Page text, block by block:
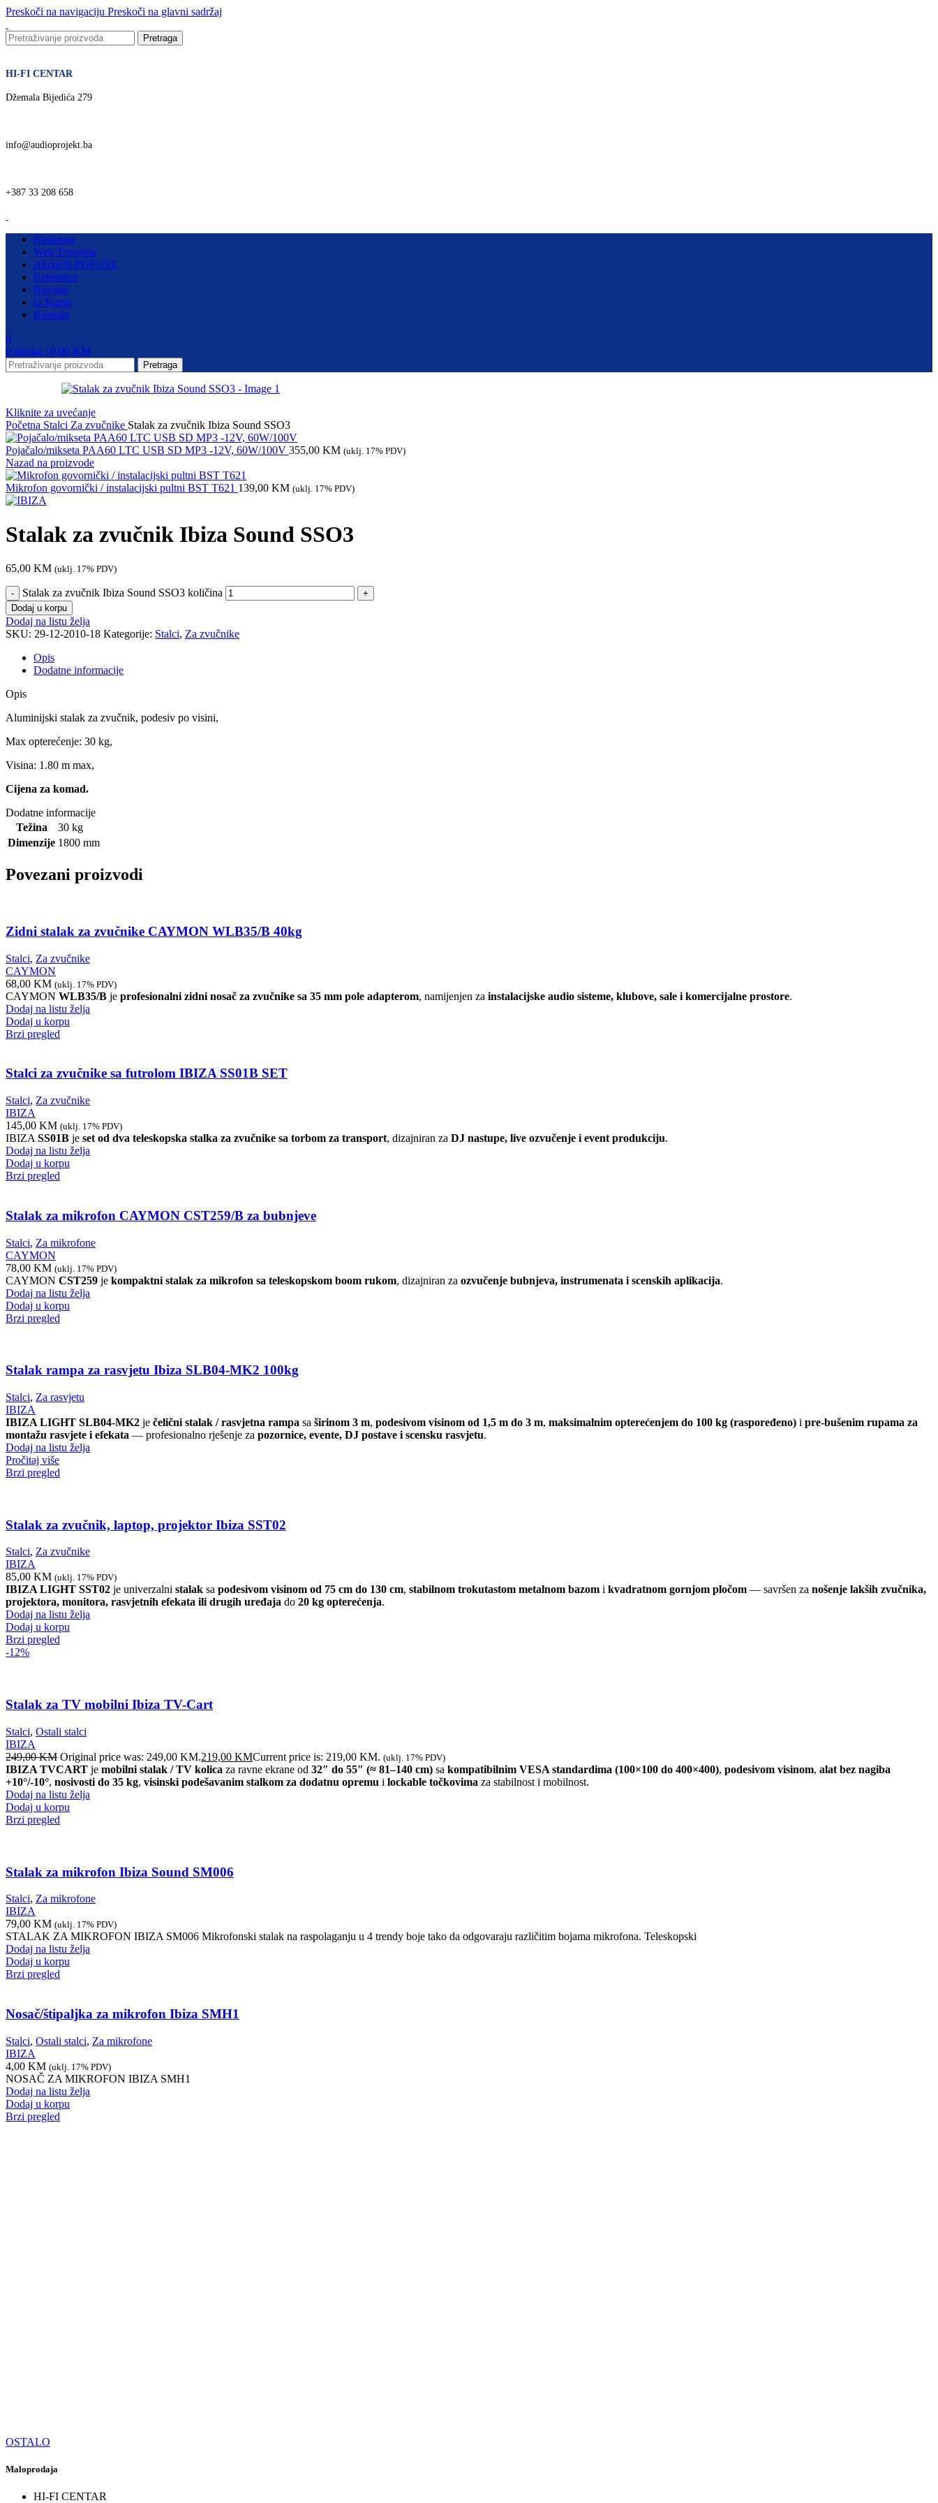
Preskoči na navigaciju Preskoči na glavni sadržaj
Pretraga
HI-FI CENTAR
Džemala Bijedića 279
info@audioprojekt.ba
+387 33 208 658
Naslovna
Web Trgovina
Akcije% POPUST
Reference
Novosti
O Nama
Kontakt
0
0 stavka / 0,00 KM
Pretraga
Kliknite za uvećanje
Početna Stalci Za zvučnike Stalak za zvučnik Ibiza Sound SSO3
Pojačalo/mikseta PAA60 LTC USB SD MP3 -12V, 60W/100V 355,00 KM (uklj. 17% PDV)
Nazad na proizvode
Mikrofon govornički / instalacijski pultni BST T621 139,00 KM (uklj. 17% PDV)
Stalak za zvučnik Ibiza Sound SSO3
65,00 KM (uklj. 17% PDV)
Stalak za zvučnik Ibiza Sound SSO3 količina
Dodaj u korpu
Dodaj na listu želja
SKU: 29-12-2010-18 Kategorije: Stalci, Za zvučnike
Opis
Dodatne informacije
Opis
Aluminijski stalak za zvučnik, podesiv po visini,
Max opterećenje: 30 kg,
Visina: 1.80 m max,
Cijena za komad.
Dodatne informacije
Težina
30 kg
Dimenzije 1800 mm
Povezani proizvodi
Zidni stalak za zvučnike CAYMON WLB35/B 40kg
Stalci, Za zvučnike
CAYMON
68,00 KM (uklj. 17% PDV)
CAYMON WLB35/B je profesionalni zidni nosač za zvučnike sa 35 mm pole adapterom, namijenjen za instalacijske audio sisteme, klubove, sale i komercijalne prostore.
Dodaj na listu želja
Dodaj u korpu
Brzi pregled
Stalci za zvučnike sa futrolom IBIZA SS01B SET
Stalci, Za zvučnike
IBIZA
145,00 KM (uklj. 17% PDV)
IBIZA SS01B je set od dva teleskopska stalka za zvučnike sa torbom za transport, dizajniran za DJ nastupe, live ozvučenje i event produkciju.
Dodaj na listu želja
Dodaj u korpu
Brzi pregled
Stalak za mikrofon CAYMON CST259/B za bubnjeve
Stalci, Za mikrofone
CAYMON
78,00 KM (uklj. 17% PDV)
CAYMON CST259 je kompaktni stalak za mikrofon sa teleskopskom boom rukom, dizajniran za ozvučenje bubnjeva, instrumenata i scenskih aplikacija.
Dodaj na listu želja
Dodaj u korpu
Brzi pregled
Stalak rampa za rasvjetu Ibiza SLB04-MK2 100kg
Stalci, Za rasvjetu
IBIZA
IBIZA LIGHT SLB04-MK2 je čelični stalak / rasvjetna rampa sa širinom 3 m, podesivom visinom od 1,5 m do 3 m, maksimalnim opterećenjem do 100 kg (raspoređeno) i pre-bušenim rupama za
montažu rasvjete i efekata — profesionalno rješenje za pozornice, evente, DJ postave i scensku rasvjetu.
Dodaj na listu želja
Pročitaj više
Brzi pregled
Stalak za zvučnik, laptop, projektor Ibiza SST02
Stalci, Za zvučnike
IBIZA
85,00 KM (uklj. 17% PDV)
IBIZA LIGHT SST02 je univerzalni stalak sa podesivom visinom od 75 cm do 130 cm, stabilnom trokutastom metalnom bazom i kvadratnom gornjom pločom — savršen za nošenje lakših zvučnika,
projektora, monitora, rasvjetnih efekata ili drugih uređaja do 20 kg opterećenja.
Dodaj na listu želja
Dodaj u korpu
Brzi pregled
-12%
Stalak za TV mobilni Ibiza TV-Cart
Stalci, Ostali stalci
IBIZA
249,00KM Original price was: 249,00 KM.219,00 KMCurrent price is: 219,00 KM. (uklj. 17% PDV)
IBIZA TVCART je mobilni stalak / TV kolica za ravne ekrane od 32″ do 55″ (≈ 81–140 cm) sa kompatibilnim VESA standardima (100×100 do 400×400), podesivom visinom, alat bez nagiba
+10°/-10°, nosivosti do 35 kg, visinski podešavanim stalkom za dodatnu opremu i lockable točkovima za stabilnost i mobilnost.
Dodaj na listu želja
Dodaj u korpu
Brzi pregled
Stalak za mikrofon Ibiza Sound SM006
Stalci, Za mikrofone
IBIZA
79,00 KM (uklj. 17% PDV)
STALAK ZA MIKROFON IBIZA SM006 Mikrofonski stalak na raspolaganju u 4 trendy boje tako da odgovaraju različitim bojama mikrofona. Teleskopski
Dodaj na listu želja
Dodaj u korpu
Brzi pregled
Nosač/štipaljka za mikrofon Ibiza SMH1
Stalci, Ostali stalci, Za mikrofone
IBIZA
4,00 KM (uklj. 17% PDV)
NOSAČ ZA MIKROFON IBIZA SMH1
Dodaj na listu želja
Dodaj u korpu
Brzi pregled
OSTALO
Maloprodaja
HI-FI CENTAR